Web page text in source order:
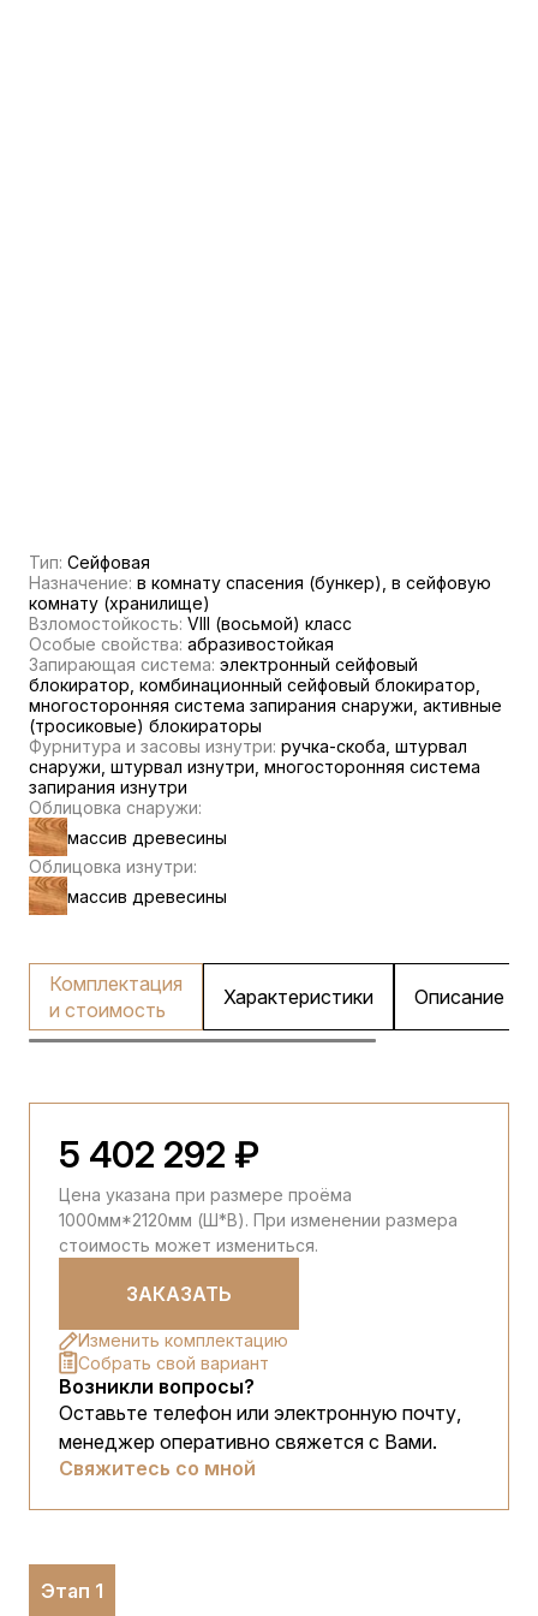
Тип: Сейфовая
Назначение: в комнату спасения (бункер), в сейфовую
комнату (хранилище)
Взломостойкость: VIII (восьмой) класс
Особые свойства: абразивостойкая
Запирающая система: электронный сейфовый
блокиратор, комбинационный сейфовый блокиратор,
многосторонняя система запирания снаружи, активные
(тросиковые) блокираторы
Фурнитура и засовы изнутри: ручка-скоба, штурвал
снаружи, штурвал изнутри, многосторонняя система
запирания изнутри
Облицовка снаружи:
массив древесины
Облицовка изнутри:
массив древесины
Комплектация
и стоимость
Характеристики Описание
5 402 292 ₽
Цена указана при размере проёма
1000мм*2120мм (Ш*В). При изменении размера
стоимость может измениться.
ЗАКАЗАТЬ
Изменить комплектацию
Собрать свой вариант
Возникли вопросы?
Оставьте телефон или электронную почту,
менеджер оперативно свяжется с Вами.
Свяжитесь со мной
Этап 1